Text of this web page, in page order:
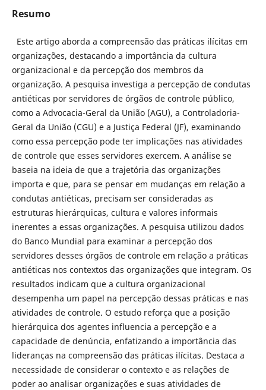
Resumo
Este artigo aborda a compreensão das práticas ilícitas em
organizações, destacando a importância da cultura
organizacional e da percepção dos membros da
organização. A pesquisa investiga a percepção de condutas
antiéticas por servidores de órgãos de controle público,
como a Advocacia-Geral da União (AGU), a Controladoria-
Geral da União (CGU) e a Justiça Federal (JF), examinando
como essa percepção pode ter implicações nas atividades
de controle que esses servidores exercem. A análise se
baseia na ideia de que a trajetória das organizações
importa e que, para se pensar em mudanças em relação a
condutas antiéticas, precisam ser consideradas as
estruturas hierárquicas, cultura e valores informais
inerentes a essas organiza­ções. A pesquisa utilizou dados
do Banco Mundial para examinar a percepção dos
servidores desses órgãos de controle em relação a práticas
antiéticas nos contextos das organizações que integram. Os
resultados indicam que a cultura organizacional
desempenha um papel na percepção dessas práticas e nas
atividades de controle. O estudo reforça que a posição
hierárquica dos agentes influencia a percepção e a
capacidade de denúncia, enfatizando a importância das
lideranças na compreensão das práticas ilícitas. Destaca a
necessi­dade de considerar o contexto e as relações de
poder ao analisar organizações e suas atividades de